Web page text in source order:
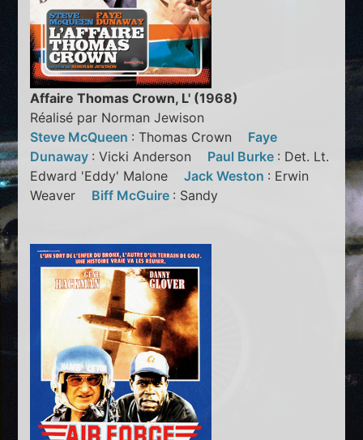
Affaire Thomas Crown, L' (1968)
Réalisé par Norman Jewison
Steve McQueen : Thomas Crown Faye
Dunaway : Vicki Anderson Paul Burke : Det. Lt.
Edward 'Eddy' MaloneJack Weston : Erwin
Weaver Biff McGuire : Sandy